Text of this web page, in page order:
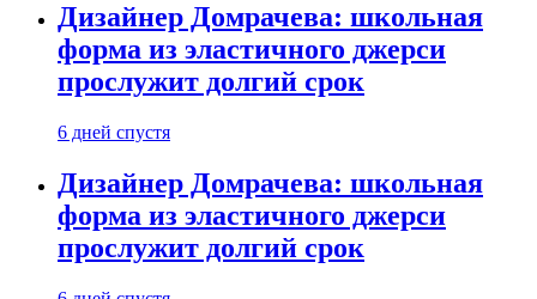
Дизайнер Домрачева: школьная
форма из эластичного джерси
прослужит долгий срок
6 дней спустя
Дизайнер Домрачева: школьная
форма из эластичного джерси
прослужит долгий срок